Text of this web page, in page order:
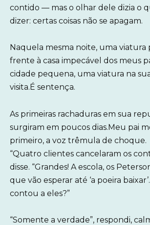
contido — mas o olhar dele dizia o
dizer: certas coisas não se apagam.
Naquela mesma noite, uma viatura
frente à casa impecável dos meus
cidade pequena, uma viatura na
visita.É sentença.
As primeiras rachaduras em sua
surgiram em poucos dias.Meu pai
primeiro, a voz trêmula de choque.
“Quatro clientes cancelaram os
disse. “Grandes! A escola, os
que vão esperar até ‘a poeira
contou a eles?”
“Somente a verdade”, respondi,